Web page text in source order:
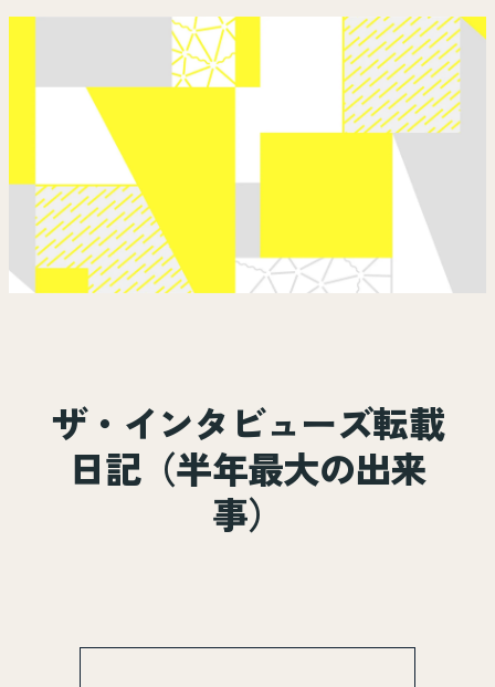
ザ・インタビューズ転載
日記（半年最大の出来
事）